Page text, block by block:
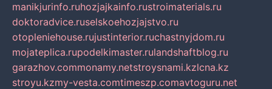
manikjurinfo.ruhozjajkainfo.rustroimaterials.ru
doktoradvice.ruselskoehozjajstvo.ru
otopleniehouse.rujustinterior.ruchastnyjdom.ru
mojateplica.rupodelkimaster.rulandshaftblog.ru
garazhov.commonamy.netstroysnami.kzlcna.kz
stroyu.kzmy-vesta.comtimeszp.comavtoguru.net